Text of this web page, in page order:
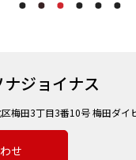
ジョイナス
梅田3丁目3番10号 梅田ダイ
せ